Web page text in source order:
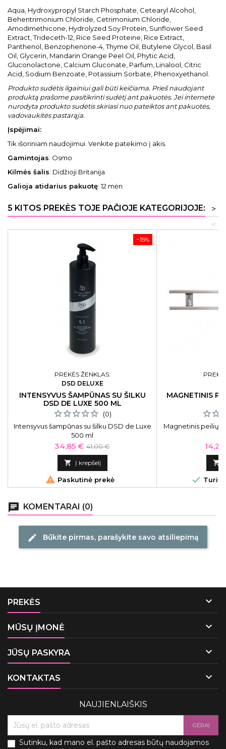
Aqua, Hydroxypropyl Starch Phosphate, Cetearyl Alcohol,
Behentrimonium Chloride, Cetrimonium Chloride,
Amodimethicone, Hydrolyzed Soy Protein, Sunflower Seed
Extract, Trideceth-12, Rice Seed Proteine, Rice Extract,
Panthenol, Benzophenone-4, Thyme Oil, Butylene Glycol, Basil
Oil, Glycerin, Mandarin Orange Peel Oil, Phytic Acid,
Gluconolactone, Calcium Gluconate, Parfum, Linalool, Citric
Acid, Sodium Benzoate, Potassium Sorbate, Phenoxyethanol.
Produkto sudėtis ilgainiui gali būti keičiama. Prieš naudojant
produktą prašome pasitikrinti sudėtį ant pakuotės. Jei internete
nurodyta produkto sudėtis skiriasi nuo pateiktos ant pakuotės,
vadovaukitės pastarąja.
Įspėjimai:
Tik išoriniam naudojimui. Venkite patekimo į akis.
Gamintojas: Osmo
Kilmės šalis: Didžioji Britanija
Galioja atidarius pakuotę: 12 mėn
5 KITOS PREKĖS TOJE PAČIOJE KATEGORIJOJE:
>
<
−15%
PREKĖS ŽENKLAS:
DSD DELUXE
INTENSYVUS ŠAMPŪNAS SU ŠILKU
DSD DE LUXE 500 ML
(0)
Intensyvus šampūnas su šilku DSD de Luxe
500 ml
Kaina
34,85 € Bazinė
kaina
41,00 €
 Į krepšelį
 Paskutinė prekė
MAGNETINIS
Magnetinis peilių
Kaina


chat KOMENTARAI (0)
edit Būkite pirmas, parašykite savo atsiliepimą
PREKĖS 
MŪSŲ ĮMONĖ 
JŪSŲ PASKYRA 
KONTAKTAS 
NAUJIENLAIŠKIS
Sutinku, kad mano el. pašto adresas būtų naudojamos